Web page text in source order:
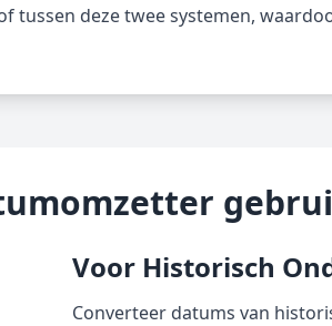
deze twee systemen,
Voor Historisch
Converteer datums van